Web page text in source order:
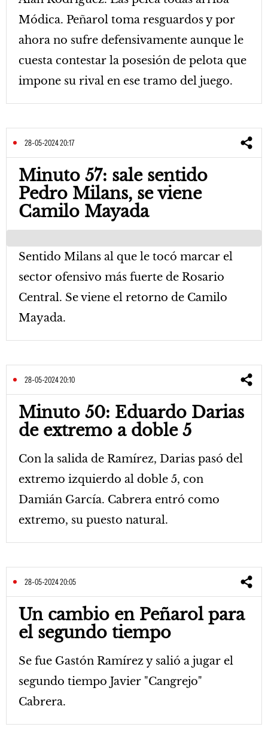
Módica. Peñarol toma resguardos y por
ahora no sufre defensivamente aunque le
cuesta contestar la posesión de pelota que
impone su rival en ese tramo del juego.
28-05-2024 20:17
Minuto 57: sale sentido
Pedro Milans, se viene
Camilo Mayada
Sentido Milans al que le tocó marcar el
sector ofensivo más fuerte de Rosario
Central. Se viene el retorno de Camilo
Mayada.
28-05-2024 20:10
Minuto 50: Eduardo Darias
de extremo a doble 5
Con la salida de Ramírez, Darias pasó del
extremo izquierdo al doble 5, con
Damián García. Cabrera entró como
extremo, su puesto natural.
28-05-2024 20:05
Un cambio en Peñarol para
el segundo tiempo
Se fue Gastón Ramírez y salió a jugar el
segundo tiempo Javier "Cangrejo"
Cabrera.